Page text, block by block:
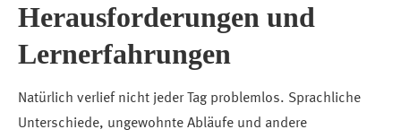
Herausforderungen und
Lernerfahrungen
Natürlich verlief nicht jeder Tag problemlos. Sprachliche
Unterschiede, ungewohnte Abläufe und andere